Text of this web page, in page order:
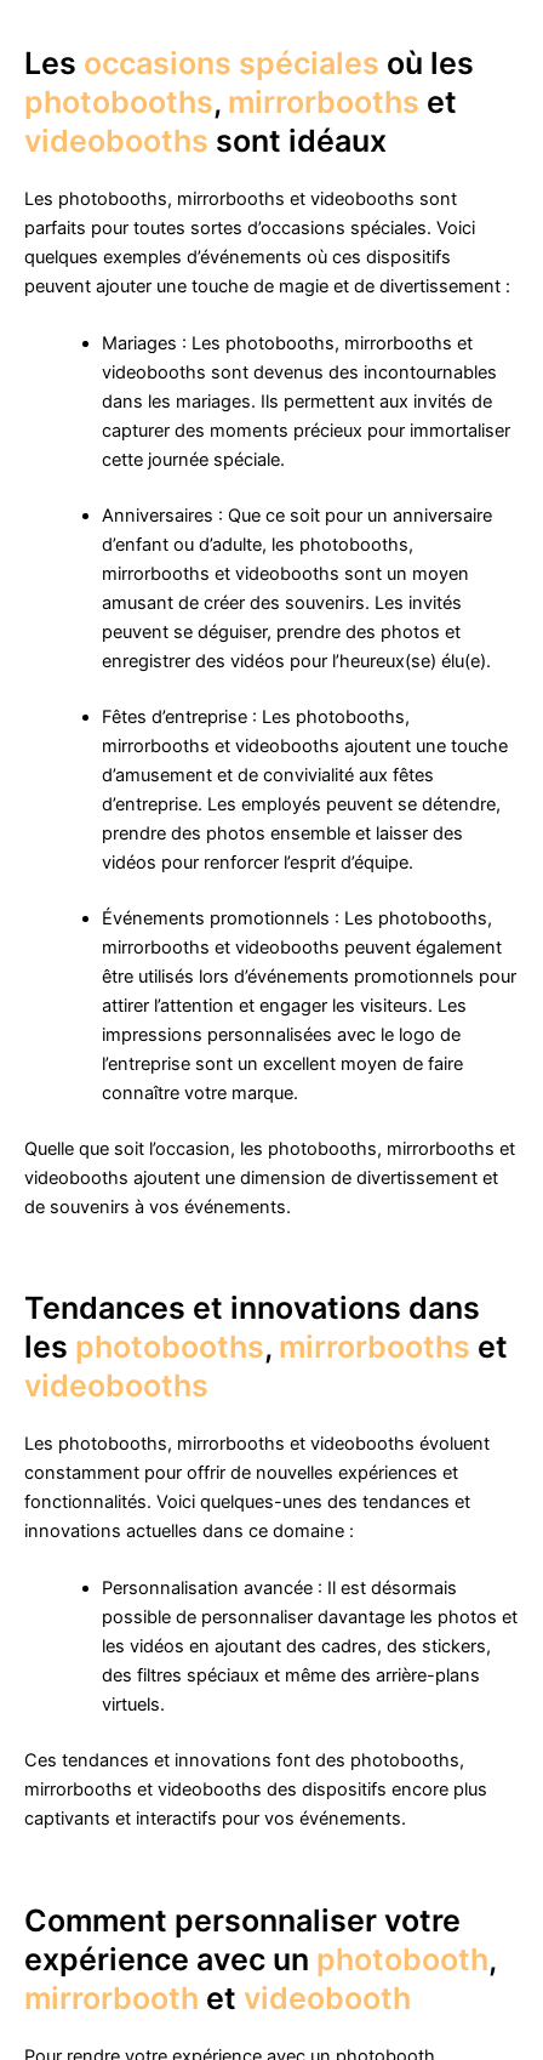
Les occasions spéciales où les
photobooths, mirrorbooths et
videobooths sont idéaux
Les photobooths, mirrorbooths et videobooths sont
parfaits pour toutes sortes d’occasions spéciales. Voici
quelques exemples d’événements où ces dispositifs
peuvent ajouter une touche de magie et de divertissement :
Mariages : Les photobooths, mirrorbooths et
videobooths sont devenus des incontournables
dans les mariages. Ils permettent aux invités de
capturer des moments précieux pour immortaliser
cette journée spéciale.
Anniversaires : Que ce soit pour un anniversaire
d’enfant ou d’adulte, les photobooths,
mirrorbooths et videobooths sont un moyen
amusant de créer des souvenirs. Les invités
peuvent se déguiser, prendre des photos et
enregistrer des vidéos pour l’heureux(se) élu(e).
Fêtes d’entreprise : Les photobooths,
mirrorbooths et videobooths ajoutent une touche
d’amusement et de convivialité aux fêtes
d’entreprise. Les employés peuvent se détendre,
prendre des photos ensemble et laisser des
vidéos pour renforcer l’esprit d’équipe.
Événements promotionnels : Les photobooths,
mirrorbooths et videobooths peuvent également
être utilisés lors d’événements promotionnels pour
attirer l’attention et engager les visiteurs. Les
impressions personnalisées avec le logo de
l’entreprise sont un excellent moyen de faire
connaître votre marque.
Quelle que soit l’occasion, les photobooths, mirrorbooths et
videobooths ajoutent une dimension de divertissement et
de souvenirs à vos événements.
Tendances et innovations dans
les photobooths, mirrorbooths et
videobooths
Les photobooths, mirrorbooths et videobooths évoluent
constamment pour offrir de nouvelles expériences et
fonctionnalités. Voici quelques-unes des tendances et
innovations actuelles dans ce domaine :
Personnalisation avancée : Il est désormais
possible de personnaliser davantage les photos et
les vidéos en ajoutant des cadres, des stickers,
des filtres spéciaux et même des arrière-plans
virtuels.
Ces tendances et innovations font des photobooths,
mirrorbooths et videobooths des dispositifs encore plus
captivants et interactifs pour vos événements.
Comment personnaliser votre
expérience avec un photobooth,
mirrorbooth et videobooth